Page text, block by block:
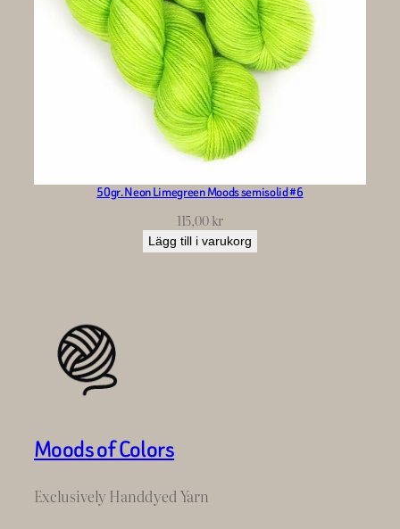
50gr. Neon Limegreen Moods semisolid #6
115,00kr
Lägg till i varukorg
Moods of Colors
Exclusively Handdyed Yarn